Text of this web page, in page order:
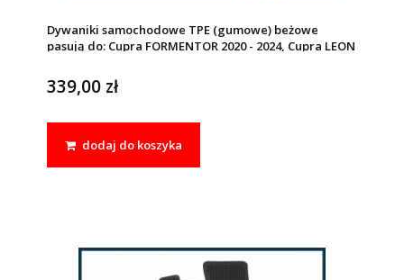
Dywaniki samochodowe TPE (gumowe) beżowe
pasują do: Cupra FORMENTOR 2020 - 2024, Cupra LEON
339,00 zł
dodaj do koszyka